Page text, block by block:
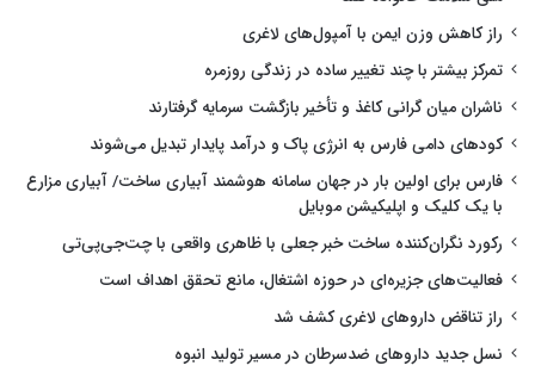
راز کاهش وزن ایمن با آمپول‌های لاغری
تمرکز بیشتر با چند تغییر ساده در زندگی روزمره
ناشران میان گرانی کاغذ و تأخیر بازگشت سرمایه گرفتارند
کودهای دامی فارس به انرژی پاک و درآمد پایدار تبدیل می‌شوند
فارس برای اولین بار در جهان سامانه هوشمند آبیاری ساخت/ آبیاری مزارع
با یک کلیک و اپلیکیشن موبایل
رکورد نگران‌کننده ساخت خبر جعلی با ظاهری واقعی با چت‌جی‌پی‌تی
فعالیت‌های جزیره‌ای در حوزه اشتغال، مانع تحقق اهداف است
راز تناقض داروهای لاغری کشف شد
نسل جدید داروهای ضدسرطان در مسیر تولید انبوه